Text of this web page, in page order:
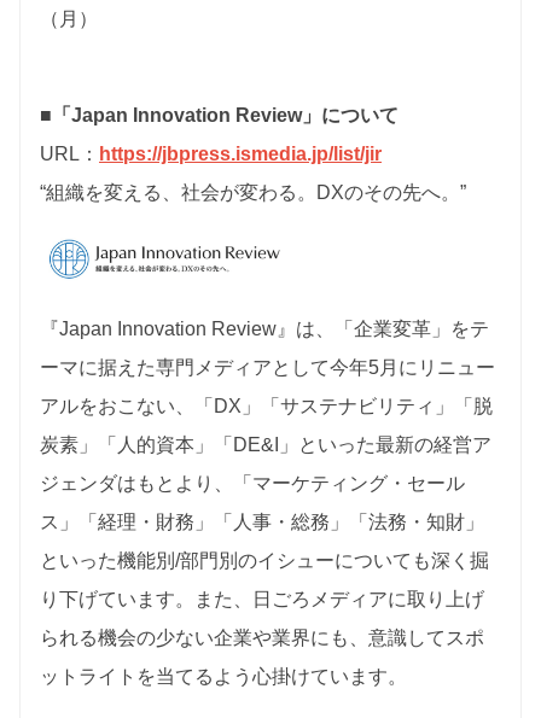
（月）
■「Japan Innovation Review」について
URL： https://jbpress.ismedia.jp/list/jir
“組織を変える、社会が変わる。DXのその先へ。”
『Japan Innovation Review』は、「企業変革」をテ
ーマに据えた専門メディアとして今年5月にリニュー
アルをおこない、「DX」「サステナビリティ」「脱
炭素」「人的資本」「DE&I」といった最新の経営ア
ジェンダはもとより、「マーケティング・セール
ス」「経理・財務」「人事・総務」「法務・知財」
といった機能別/部門別のイシューについても深く掘
り下げています。また、日ごろメディアに取り上げ
られる機会の少ない企業や業界にも、意識してスポ
ットライトを当てるよう心掛けています。